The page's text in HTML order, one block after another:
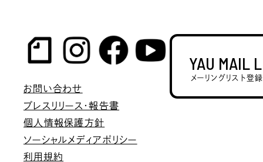
YAU MAIL
メーリングリスト登
お問い合わせ
プレスリリース・報告書
個人情報保護方針
ソーシャルメディアポリシー
利用規約